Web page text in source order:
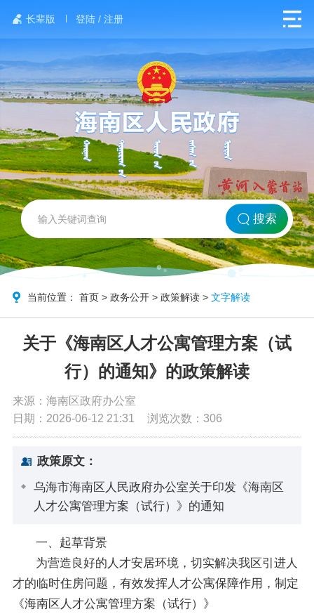
长辈版 登陆 / 注册
网站首页
北方海南
政务要闻
党务公开
政务公开
政务服务
互动交流
数据发布
搜索
当前位置：首页 >政务公开 >政策解读 >文字解读
关于《海南区人才公寓管理方案（试
行）的通知》的政策解读
来源：海南区政府办公室
日期：2026-06-12 21:31
浏览次数： 306
政策原文：
乌海市海南区人民政府办公室关于印发《海南区
人才公寓管理方案（试行）》的通知
一、起草背景
为营造良好的人才安居环境，切实解决我区引进人
才的临时住房问题，有效发挥人才公寓保障作用，制定
《海南区人才公寓管理方案（试行）》